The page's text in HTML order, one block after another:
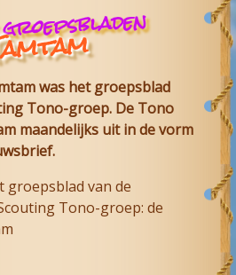
was het groepsblad
Tono-groep. De Tono
maandelijks uit in de vorm
groepsblad van de
Tono-groep: de